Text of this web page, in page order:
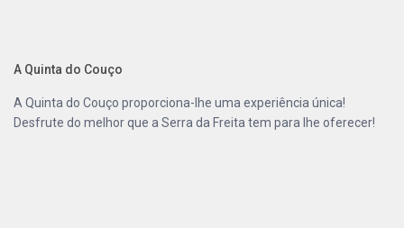
A Quinta do Couço
AQuinta do Couço proporciona-lhe uma experiência única!
Desfrute do melhor que aSerra da Freita tem para lhe oferecer!